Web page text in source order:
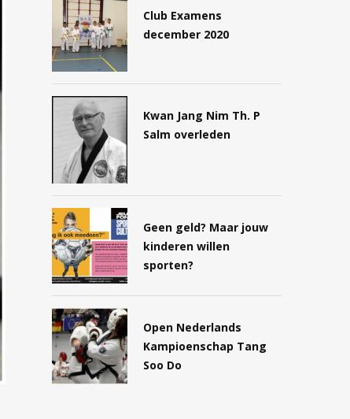
Club Examens
december 2020
Kwan Jang Nim Th. P
Salm overleden
Geen geld? Maar jouw
kinderen willen
sporten?
Open Nederlands
Kampioenschap Tang
Soo Do